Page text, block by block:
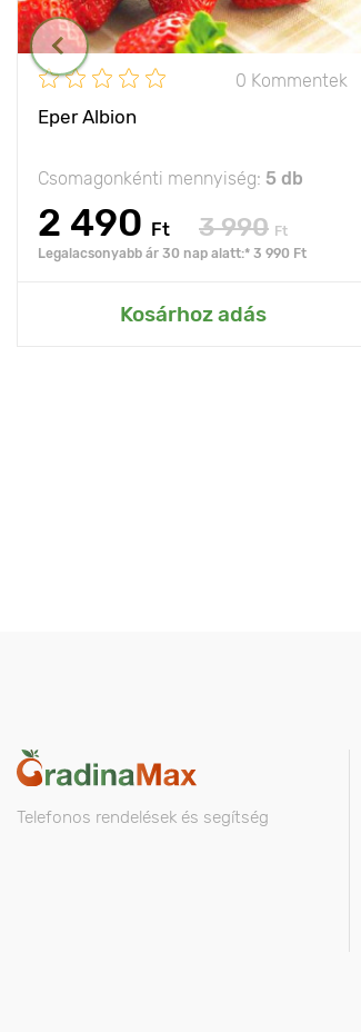
0 Kommentek
Eper Albion
Csomagonkénti mennyiség: 5 db
2 490 Ft 3 990 Ft
Legalacsonyabb ár 30 nap alatt:* 3 990 Ft
Kosárhoz adás
Telefonos rendelések és segítség